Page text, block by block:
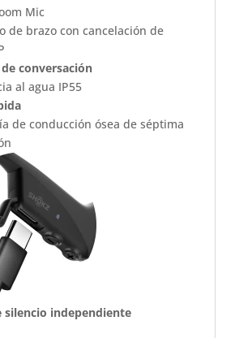
Mic
de brazo con cancelación de
conversación
al agua IP55
de conducción ósea de séptima
silencio independiente